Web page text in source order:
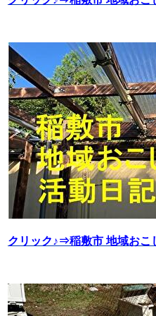
クリック♪⇒稲敷市 地域おこ